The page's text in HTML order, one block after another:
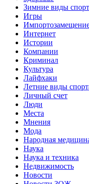
Зимние виды
Игры
Интернет
Истории
Компании
Криминал
Культура
Лайфхаки
Летние виды
Личный счет
Люди
Места
Мнения
Мода
Народная
Наука
Наука и техника
Недвижимость
Новости